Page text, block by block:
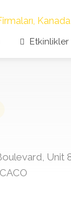
Etkinlikler
Unit